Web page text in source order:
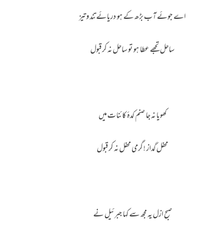
اے جوئے آب بڑھ کے ہو دریائے تند و تیز
ساحل تجھے عطا ہو تو ساحل نہ کر قبول
کھویا نہ جا صنم کدۂ کائنات میں
محفل گداز ! گرمی محفل نہ کر قبول
صبح ازل یہ مجھ سے کہا جبرئیل نے